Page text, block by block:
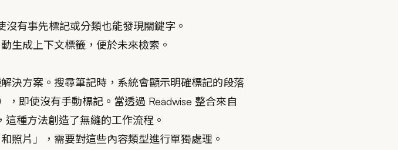
有事先標記或分類也能發現關鍵字。
生成上下文標籤，便於未來檢索。
決方案。搜尋筆記時，系統會顯示明確標記的段落
，即使沒有手動標記。當透過 Readwise 整合來自
種方法創造了無縫的工作流程。
照片」，需要對這些內容類型進行單獨處理。